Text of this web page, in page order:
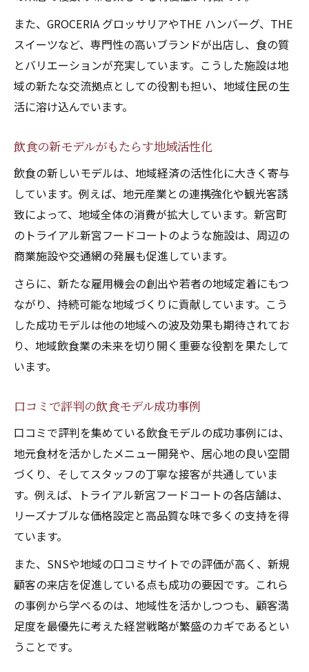
また、GROCERIA グロッサリアやTHE ハンバーグ、THE
スイーツなど、専門性の高いブランドが出店し、食の質
とバリエーションが充実しています。こうした施設は地
域の新たな交流拠点としての役割も担い、地域住民の生
活に溶け込んでいます。
飲食の新モデルがもたらす地域活性化
飲食の新しいモデルは、地域経済の活性化に大きく寄与
しています。例えば、地元産業との連携強化や観光客誘
致によって、地域全体の消費が拡大しています。新宮町
のトライアル新宮フードコートのような施設は、周辺の
商業施設や交通網の発展も促進しています。
さらに、新たな雇用機会の創出や若者の地域定着にもつ
ながり、持続可能な地域づくりに貢献しています。こう
した成功モデルは他の地域への波及効果も期待されてお
り、地域飲食業の未来を切り開く重要な役割を果たして
います。
口コミで評判の飲食モデル成功事例
口コミで評判を集めている飲食モデルの成功事例には、
地元食材を活かしたメニュー開発や、居心地の良い空間
づくり、そしてスタッフの丁寧な接客が共通していま
す。例えば、トライアル新宮フードコートの各店舗は、
リーズナブルな価格設定と高品質な味で多くの支持を得
ています。
また、SNSや地域の口コミサイトでの評価が高く、新規
顧客の来店を促進している点も成功の要因です。これら
の事例から学べるのは、地域性を活かしつつも、顧客満
足度を最優先に考えた経営戦略が繁盛のカギであるとい
うことです。